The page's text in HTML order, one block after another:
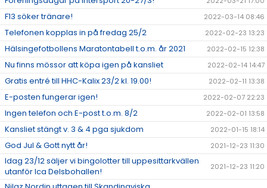
F13 söker tränare! 2022-03-14 08:46
Telefonen kopplas in på fredag 25/2 2022-02-23 13:23
Hälsingefotbollens Maratontabell t.o.m. år 2021 2022-02-15 12:38
Nu finns mössor att köpa igen på kansliet 2022-02-14 14:47
Gratis entré till HHC-Kalix 23/2 kl. 19.00! 2022-02-11 13:38
E-posten fungerar igen! 2022-02-07 22:23
Ingen telefon och E-post t.o.m. 8/2 2022-02-01 13:58
Kansliet stängt v. 3 & 4 pga sjukdom 2022-01-15 18:14
God Jul & Gott nytt år! 2021-12-23 11:30
Idag 23/12 säljer vi bingolotter till uppesittarkvällen
utanför Ica Delsbohallen!
2021-12-23 11:20